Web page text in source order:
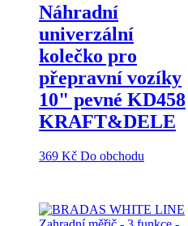
Náhradní
univerzální
kolečko pro
přepravní vozíky
10" pevné KD458
KRAFT&DELE
369 Kč Do obchodu